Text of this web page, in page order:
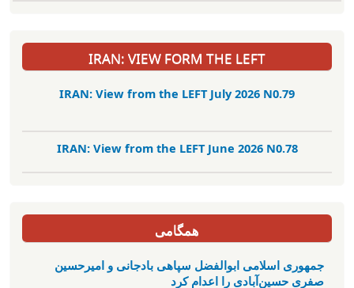
IRAN: VIEW FORM THE LEFT
IRAN: View from the LEFT July 2026 N0.79
IRAN: View from the LEFT June 2026 N0.78
همگامی
جمهوری اسلامی ابوالفضل سپاهی بادجانی و امیرحسین
صفری حسین‌آبادی را اعدام کرد